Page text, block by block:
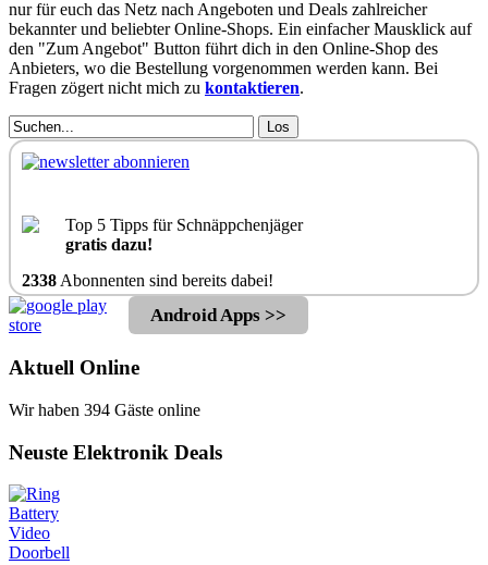
nur für euch das Netz nach Angeboten und Deals zahlreicher
bekannter und beliebter Online-Shops. Ein einfacher Mausklick auf
den "Zum Angebot" Button führt dich in den Online-Shop des
Anbieters, wo die Bestellung vorgenommen werden kann. Bei
Fragen zögert nicht mich zu kontaktieren.
Los
Top 5 Tipps für Schnäppchenjäger
gratis dazu!
2338Abonnenten sind bereits dabei!
Android Apps >>
Aktuell Online
Wir haben 394 Gäste online
Neuste Elektronik Deals